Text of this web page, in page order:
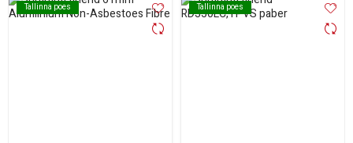
Tallinna poes
Tallinna poes Tallinna poes
Tallinna poes